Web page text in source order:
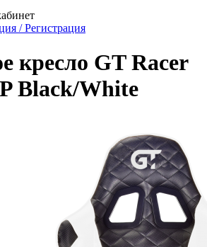
/ Регистрация
кресло GT Racer
Black/White